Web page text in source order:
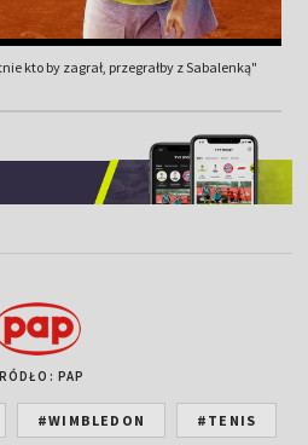
kto by zagrał, przegrałby z Sabalenką"
PAP
#WIMBLEDON #TENIS